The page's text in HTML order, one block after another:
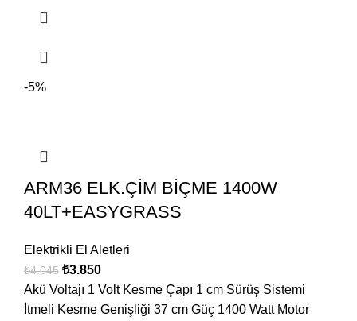
-5%
ARM36 ELK.ÇİM BİÇME 1400W
40LT+EASYGRASS
Elektrikli El Aletleri
₺4.045 ₺3.850
Akü Voltajı 1 Volt Kesme Çapı 1 cm Sürüş Sistemi
İtmeli Kesme Genişliği 37 cm Güç 1400 Watt Motor